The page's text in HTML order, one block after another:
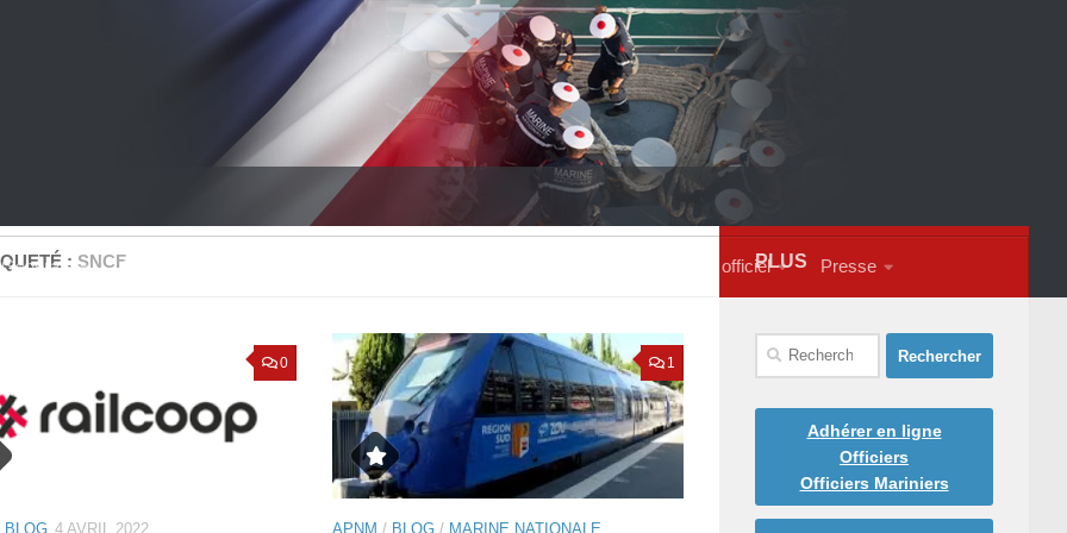
Bilan comptable Courrier officiel Presse
:SNCF
0
BLOG 4 AVRIL 2022
1
APNM / BLOG / MARINE NATIONALE
PLUS
Rechercher :
Adhérer en ligne
Officiers
Officiers Mariniers